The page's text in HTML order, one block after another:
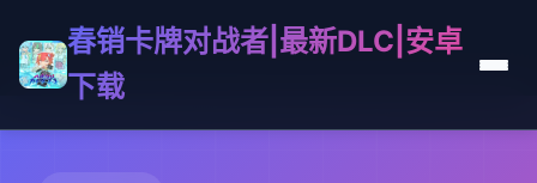
春销卡牌对战者|最新DLC|安卓
下载